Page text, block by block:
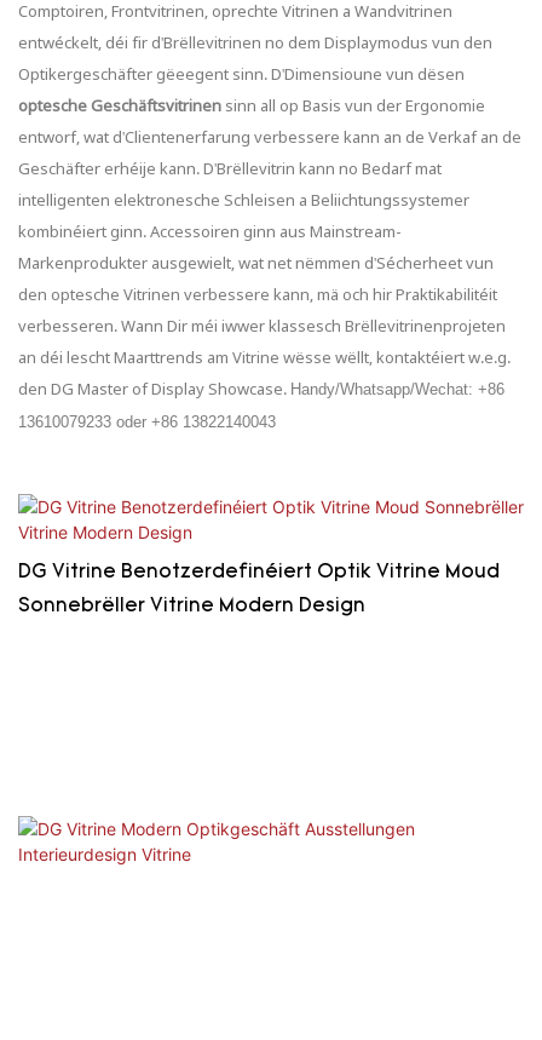
Comptoiren, Frontvitrinen, oprechte Vitrinen a Wandvitrinen
entwéckelt, déi fir d'Brëllevitrinen no dem Displaymodus vun den
Optikergeschäfter gëeegent sinn. D'Dimensioune vun dësen
optesche Geschäftsvitrinen sinn all op Basis vun der Ergonomie
entworf, wat d'Clientenerfarung verbessere kann an de Verkaf an de
Geschäfter erhéije kann. D'Brëllevitrin kann no Bedarf mat
intelligenten elektronesche Schleisen a Beliichtungssystemer
kombinéiert ginn. Accessoiren ginn aus Mainstream-
Markenprodukter ausgewielt, wat net nëmmen d'Sécherheet vun
den optesche Vitrinen verbessere kann, mä och hir Praktikabilitéit
verbesseren. Wann Dir méi iwwer klassesch Brëllevitrinenprojeten
an déi lescht Maarttrends am Vitrine wësse wëllt, kontaktéiert w.e.g.
den DG Master of Display Showcase. Handy/Whatsapp/Wechat: +86
13610079233 oder +86 13822140043
DG Vitrine Benotzerdefinéiert Optik Vitrine Moud
Sonnebrëller Vitrine Modern Design